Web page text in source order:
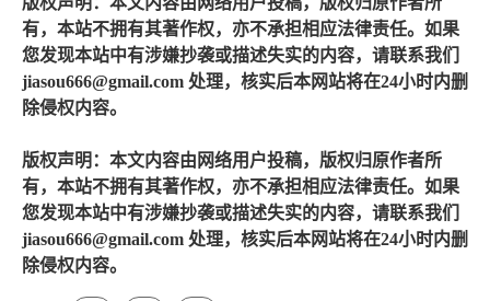
有，本站不拥有其著作权，亦不承担相应法律责任。如果
您发现本站中有涉嫌抄袭或描述失实的内容，请联系我们
jiasou666@gmail.com 处理，核实后本网站将在24小时内删
除侵权内容。
版权声明：本文内容由网络用户投稿，版权归原作者所
有，本站不拥有其著作权，亦不承担相应法律责任。如果
您发现本站中有涉嫌抄袭或描述失实的内容，请联系我们
jiasou666@gmail.com 处理，核实后本网站将在24小时内删
除侵权内容。